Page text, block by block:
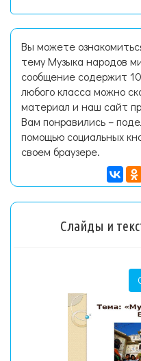
Вы можете
тему Музыка народов
сообщение содержит
любого класса можно
материал и наш сайт
Вам понравились –
помощью социальных
своем браузере.
Слайды и